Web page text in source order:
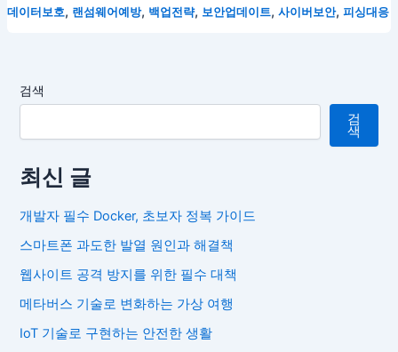
데이터보호, 랜섬웨어예방, 백업전략, 보안업데이트, 사이버보안, 피싱대응
검색
검
색
최신 글
개발자 필수 Docker, 초보자 정복 가이드
스마트폰 과도한 발열 원인과 해결책
웹사이트 공격 방지를 위한 필수 대책
메타버스 기술로 변화하는 가상 여행
IoT 기술로 구현하는 안전한 생활